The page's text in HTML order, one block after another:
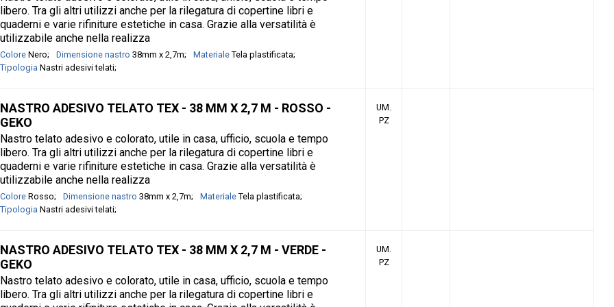
libero. Tra gli altri utilizzi anche per la rilegatura di copertine libri e
quaderni e varie rifiniture estetiche in casa. Grazie alla versatilità è
utilizzabile anche nella realizza
Colore Nero Dimensione nastro 38mm x 2,7m Materiale Tela plastificata
Tipologia Nastri adesivi telati
NASTRO ADESIVO TELATO TEX - 38 MM X 2,7 M - ROSSO -
GEKO
Nastro telato adesivo e colorato, utile in casa, ufficio, scuola e tempo
libero. Tra gli altri utilizzi anche per la rilegatura di copertine libri e
quaderni e varie rifiniture estetiche in casa. Grazie alla versatilità è
utilizzabile anche nella realizza
Colore Rosso Dimensione nastro 38mm x 2,7m Materiale Tela plastificata
Tipologia Nastri adesivi telati
UM.
PZ
NASTRO ADESIVO TELATO TEX - 38 MM X 2,7 M - VERDE -
GEKO
Nastro telato adesivo e colorato, utile in casa, ufficio, scuola e tempo
libero. Tra gli altri utilizzi anche per la rilegatura di copertine libri e
UM.
PZ